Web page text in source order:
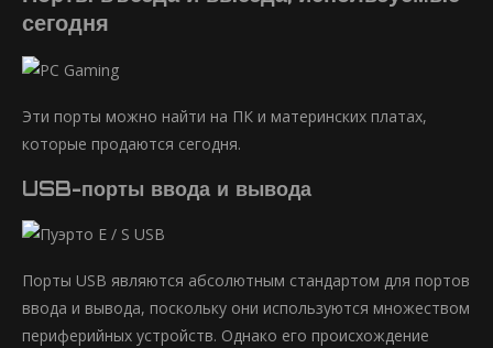
сегодня
Эти порты можно найти на ПК и материнских платах,
которые продаются сегодня.
USB-порты ввода и вывода
Порты USB являются абсолютным стандартом для портов
ввода и вывода, поскольку они используются множеством
периферийных устройств. Однако его происхождение